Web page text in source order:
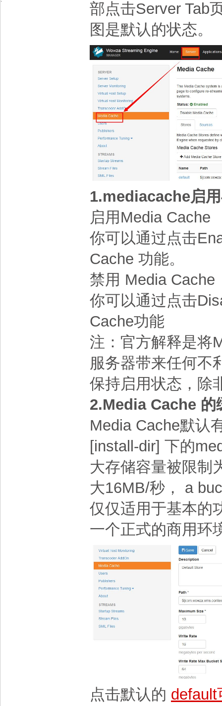
部点击Server Tab
图是默认的状态。
1.mediacache启
启用Media Cache
你可以通过点击
Cache 功能。
禁用 Media Cache
你可以通过点击
Cache功能
注：官方解释是将
服务器带来任何不
保持启用状态，除
2.Media Cache 的
Media Cache默认
[install-dir] 下的
大存储容量被限制
大16MB/秒， a
仅仅适用于基本的
一个正式的商用环
点击默认的 default